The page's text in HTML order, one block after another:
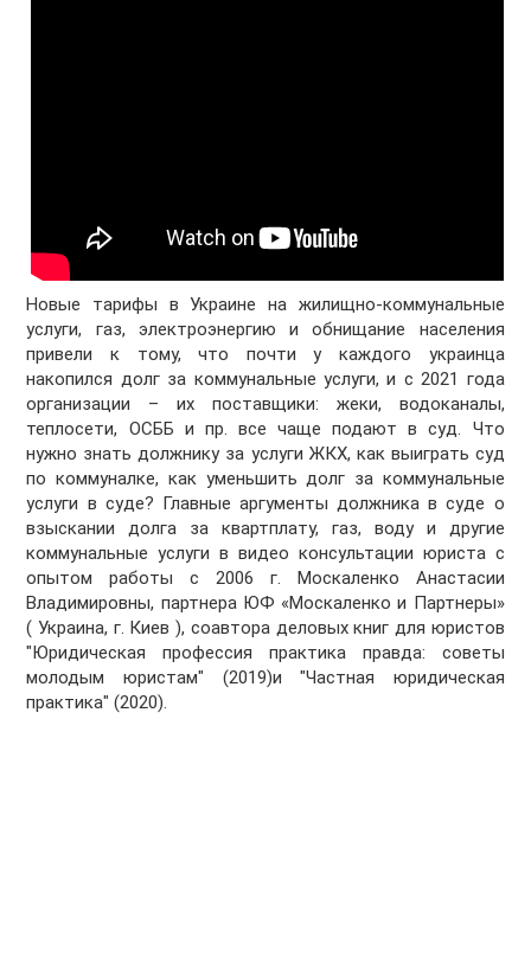
Новые тарифы в Украине на жилищно-коммунальные
услуги, газ, электроэнергию и обнищание населения
привели к тому, что почти у каждого украинца
накопился долг за коммунальные услуги, и с 2021 года
организации – их поставщики: жеки, водоканалы,
теплосети, ОСББ и пр. все чаще подают в суд. Что
нужно знать должнику за услуги ЖКХ, как выиграть суд
по коммуналке, как уменьшить долг за коммунальные
услуги в суде? Главные аргументы должника в суде о
взыскании долга за квартплату, газ, воду и другие
коммунальные услуги в видео консультации юриста с
опытом работы с 2006 г. Москаленко Анастасии
Владимировны, партнера ЮФ «Москаленко и Партнеры»
( Украина, г. Киев ), соавтора деловых книг для юристов
"Юридическая профессия практика правда: советы
молодым юристам" (2019)и "Частная юридическая
практика" (2020).